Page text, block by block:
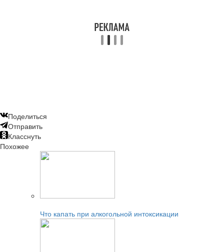
Поделиться
Отправить
Класснуть
Похожее
Что капать при алкогольной интоксикации